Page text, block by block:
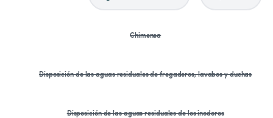
Chimenea
Disposición de las aguas residuales de fregaderos, lavabos y duchas
Disposición de las aguas residuales de los inodoros